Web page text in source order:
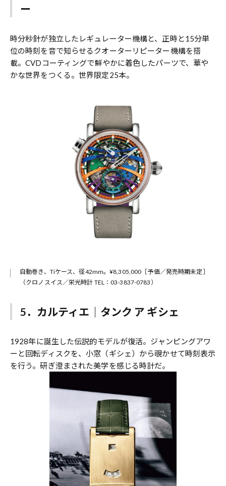
ー
時分秒針が独立したレギュレーター機構と、正時と15分単
位の時刻を音で知らせるクオーターリピーター機構を搭
載。CVDコーティングで鮮やかに着色したパーツで、華や
かな世界をつくる。世界限定25本。
自動巻き、Tiケース、径42mm。¥8,305,000［予価／発売時期未定］
（クロノスイス／栄光時計 TEL：03-3837-0783）
5．カルティエ｜タンク ア ギシェ
1928年に誕生した伝説的モデルが復活。ジャンピングアワ
ーと回転ディスクを、小窓（ギシェ）から覗かせて時刻表示
を行う。研ぎ澄まされた美学を感じる時計だ。